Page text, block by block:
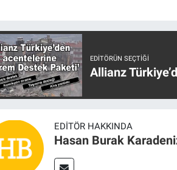
EDITÖRÜN SEÇTIĞI
Allianz
EDITÖR HAKKINDA
Hasan Burak